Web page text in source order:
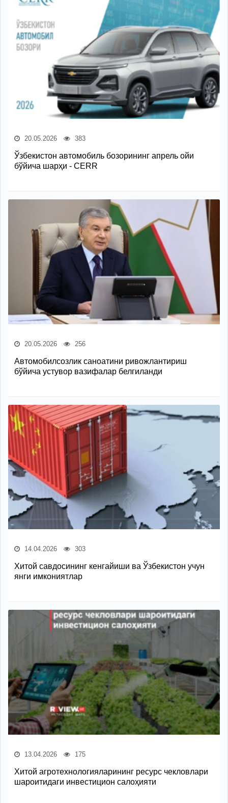
20.05.2026 383
Ўзбекистон автомобиль бозорининг апрель ойи
бўйича шарҳи - CERR
20.05.2026 256
Автомобилсозлик саноатини ривожлантириш
бўйича устувор вазифалар белгиланди
14.04.2026 303
Хитой савдосининг кенгайиши ва Ўзбекистон учун
янги имкониятлар
13.04.2026 175
Хитой агротехнологияларининг ресурс чекловлари
шароитидаги инвестицион салоҳияти